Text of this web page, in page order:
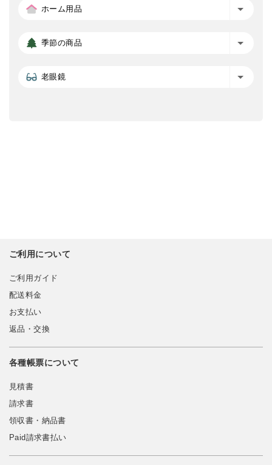
ホーム用品
季節の商品
老眼鏡
ご利用について
ご利用ガイド
配送料金
お支払い
返品・交換
各種帳票について
見積書
請求書
領収書・納品書
Paid請求書払い